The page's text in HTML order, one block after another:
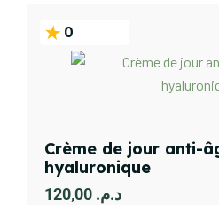
0
Crème de jour anti-
hyaluronique
د.م.